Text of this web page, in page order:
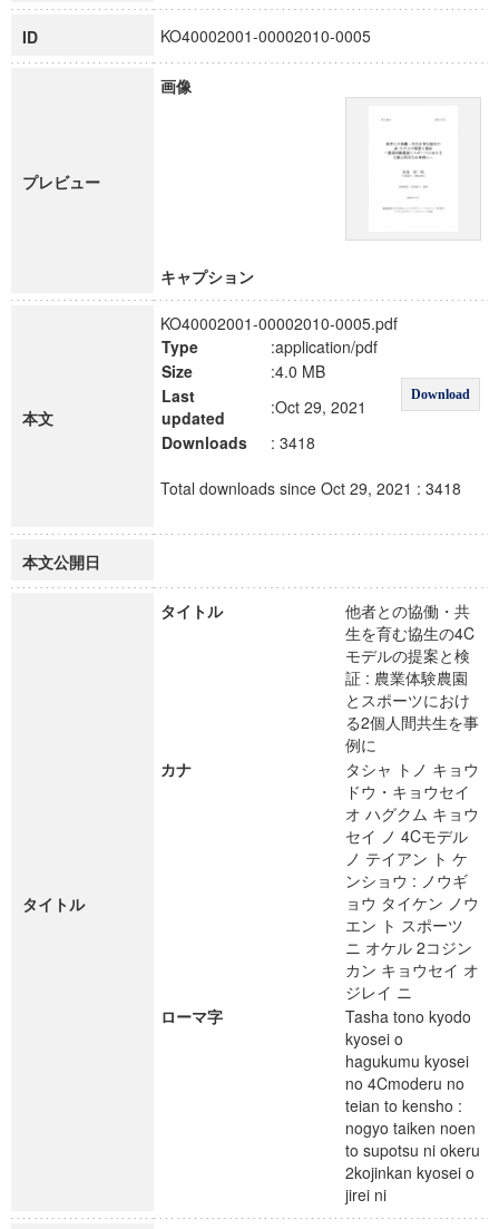
ID KO40002001-00002010-0005
プレビュー
画像
キャプション
本文
KO40002001-00002010-0005.pdf
Type
:application/pdf
Download
Size
:4.0 MB
Last
updated
:Oct 29, 2021
Downloads
: 3418
Total downloads since Oct 29, 2021 : 3418
本文公開日
タイトル
タイトル
他者との協働・共
生を育む協生の4C
モデルの提案と検
証 : 農業体験農園
とスポーツにおけ
る2個人間共生を事
例に
カナ
タシャ トノ キョウ
ドウ・キョウセイ
オ ハグクム キョウ
セイ ノ 4Cモデル
ノ テイアン ト ケ
ンショウ : ノウギ
ョウ タイケン ノウ
エン ト スポーツ
ニ オケル 2コジン
カン キョウセイ オ
ジレイ ニ
ローマ字
Tasha tono kyodo
kyosei o
hagukumu kyosei
no 4Cmoderu no
teian to kensho :
nogyo taiken noen
to supotsu ni okeru
2kojinkan kyosei o
jirei ni